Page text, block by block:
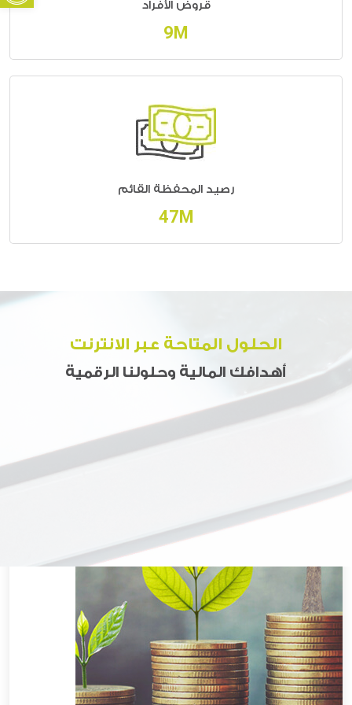
قروض الأفراد
10M
رصيد المحفظة القائم
56M
الحلول المتاحة عبر الانترنت
أهدافك المالية وحلولنا الرقمية